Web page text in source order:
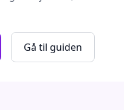
Gå til guiden